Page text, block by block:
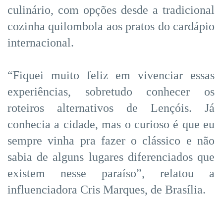
culinário, com opções desde a tradicional
cozinha quilombola aos pratos do cardápio
internacional.
“Fiquei muito feliz em vivenciar essas
experiências, sobretudo conhecer os
roteiros alternativos de Lençóis. Já
conhecia a cidade, mas o curioso é que eu
sempre vinha pra fazer o clássico e não
sabia de alguns lugares diferenciados que
existem nesse paraíso”, relatou a
influenciadora Cris Marques, de Brasília.